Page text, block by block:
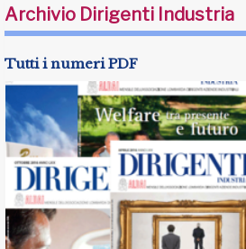
Archivio Dirigenti Industria
Tutti i numeri PDF